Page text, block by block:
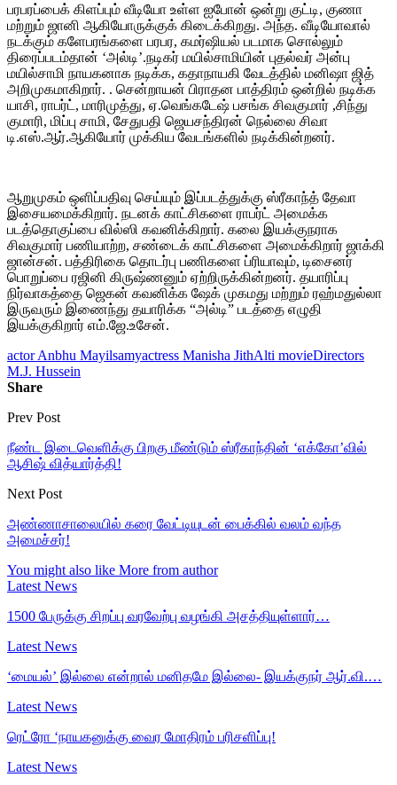
பரபரப்பைக் கிளப்பும் வீடியோ உள்ள ஐபோன் ஒன்று குட்டி, குணா
மற்றும் ஜானி ஆகியோருக்குக் கிடைக்கிறது. அந்த. வீடியோவால்
நடக்கும் களேபரங்களை பரபர, கமர்ஷியல் படமாக சொல்லும்
திரைப்படம்தான் ‘அல்டி’.நடிகர் மயில்சாமியின் புதல்வர் அன்பு
மயில்சாமி நாயகனாக நடிக்க, கதாநாயகி வேடத்தில் மனிஷா ஜித்
அறிமுகமாகிறார். . சென்றாயன் பிராதன பாத்திரம் ஒன்றில் நடிக்க
யாசி, ராபர்ட், மாரிமுத்து, ஏ.வெங்கடேஷ் பசங்க சிவகுமார் ,சிந்து
குமாரி, மிப்பு சாமி, சேதுபதி ஜெயசந்திரன் நெல்லை சிவா
டி.எஸ்.ஆர்.ஆகியோர் முக்கிய வேடங்களில் நடிக்கின்றனர்.
ஆறுமுகம் ஒளிப்பதிவு செய்யும் இப்படத்துக்கு ஸ்ரீகாந்த் தேவா
இசையமைக்கிறார். நடனக் காட்சிகளை ராபர்ட் அமைக்க
படத்தொகுப்பை வில்ஸி கவனிக்கிறார். கலை இயக்குநராக
சிவகுமார் பணியாற்ற, சண்டைக் காட்சிகளை அமைக்கிறார் ஜாக்கி
ஜான்சன். பத்திரிகை தொடர்பு பணிகளை ப்ரியாவும், டிசைனர்
பொறுப்பை ரஜினி கிருஷ்ணனும் ஏற்றிருக்கின்றனர். தயாரிப்பு
நிர்வாகத்தை ஜெகன் கவனிக்க ஷேக் முகமது மற்றும் ரஹ்மதுல்லா
இருவரும் இணைந்து தயாரிக்க “அல்டி” படத்தை எழுதி
இயக்குகிறார் எம்.ஜே.உசேன்.
actor Anbhu Mayilsamyactress Manisha JithAlti movieDirectors
M.J. Hussein
Share
Prev Post
நீண்ட இடைவெளிக்கு பிறகு மீண்டும் ஸ்ரீகாந்தின் ‘எக்கோ’வில்
ஆசிஷ் வித்யார்த்தி!
Next Post
அண்ணாசாலையில் கரை வேட்டியுடன் பைக்கில் வலம் வந்த
அமைச்சர்!
You might also like More from author
Latest News
1500 பேருக்கு சிறப்பு வரவேற்பு வழங்கி அசத்தியுள்ளார்…
Latest News
‘மையல்’ இல்லை என்றால் மனிதமே இல்லை- இயக்குநர் ஆர்.வி.…
Latest News
ரெட்ரோ ‘நாயகனுக்கு வைர மோதிரம் பரிசளிப்பு!
Latest News